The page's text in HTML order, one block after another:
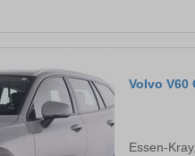
Volvo V60
Essen-